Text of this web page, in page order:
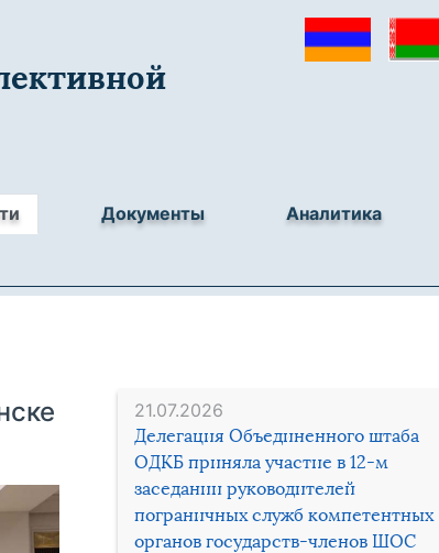
Документы Аналитика
21.07.2026
Делегация Объединенного штаба
ОДКБ приняла участие в 12-м
заседании руководителей
пограничных служб компетентных
органов государств-членов ШОС